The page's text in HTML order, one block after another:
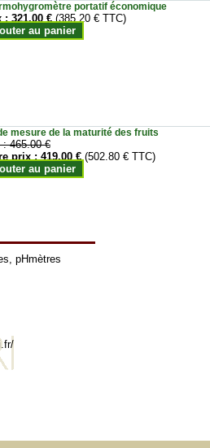
portatif économique
:321.00 € (385.20 € TTC)
au panier
mesure de la maturité des fruits
:465.00 €
prix :419.00 € (502.80 € TTC)
au panier
, pHmètres